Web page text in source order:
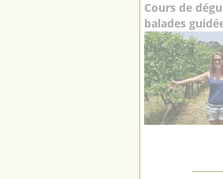
Cours de
balades